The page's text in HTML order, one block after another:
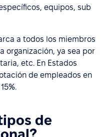
equipos, sub
a todos los miembros
organización, ya sea por
etc. En Estados
de empleados en
de